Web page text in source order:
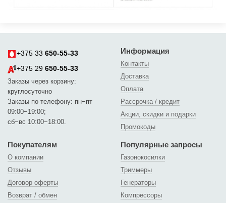
+375 33 650-55-33
+375 29 650-55-33
Заказы через корзину:
круглосуточно
Заказы по телефону: пн−пт
09:00−19:00;
сб−вс 10:00−18:00.
Информация
Контакты
Доставка
Оплата
Рассрочка / кредит
Акции, скидки и подарки
Промокоды
Покупателям
О компании
Отзывы
Договор оферты
Возврат / обмен
Популярные запросы
Газонокосилки
Триммеры
Генераторы
Компрессоры